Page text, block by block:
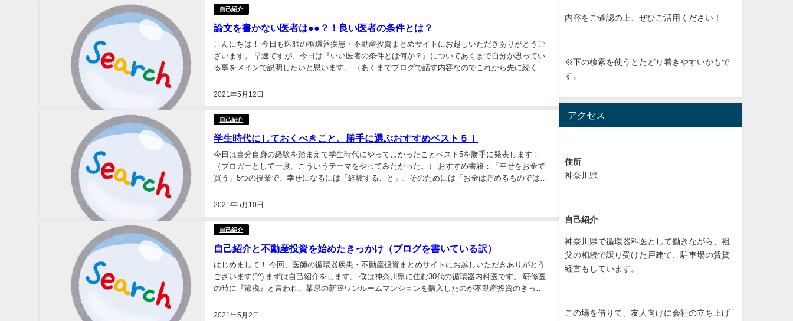
自己紹介
論文を書かない医者は●●？！良い医者の条件とは？
2021年5月12日
こんにちは！ 今日も医師の循環器疾患・不動産投資まとめサイトにお越しいただきありがとうご
ざいます。 早速ですが、今日は『いい医者の条件とは何か？』についてあくまで自分が思ってい
る事をメインで説明したいと思います。 （あくまでブログで話す内容なのでこれから先に続く内
自己紹介
学生時代にしておくべきこと、勝手に選ぶおすすめベスト５！
2021年5月10日
今日は自分自身の経験を踏まえて学生時代にやってよかったことベスト5を勝手に発表します！
（ブロガーとして一度、こういうテーマをやってみたかった。） おすすめ書籍：「幸せをお金で
買う」5つの授業で、幸せになるには「経験すること」、そのためには「お金は貯めるものではな
自己紹介
自己紹介と不動産投資を始めたきっかけ（ブログを書いている訳）
2021年5月2日
はじめまして！ 今回、医師の循環器疾患・不動産投資まとめサイトにお越しいただきありがとう
ございます(^^) まずは自己紹介をします。 僕は神奈川県に住む30代の循環器内科医です。 研修医
の時に『節税』と言われ、某県の新築ワンルームマンションを購入したのが不動産投資のきっか
内容をご確認の上、ぜひご活用ください！
※下の検索を使うとたどり着きやすいかもで
す。
アクセス
住所
神奈川県
自己紹介
神奈川県で循環器科医として働きながら、祖
父の相続で譲り受けた戸建て、駐車場の賃貸
経営もしています。
この場を借りて、友人向けに会社の立ち上げ